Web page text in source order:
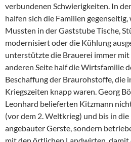
verbundenen Schwierigkeiten. In
halfen sich die Familien
Mussten in der Gaststube Tische,
modernisiert oder die Kühlung
unterstützte die Brauerei immer mit
anderen Seite half die Wirtsfamilie
Beschaffung der Braurohstoffe, die
Kriegszeiten knapp waren. Georg
Leonhard belieferten Kitzmann
(vor dem 2. Weltkrieg) und bis in
angebauter Gerste, sondern